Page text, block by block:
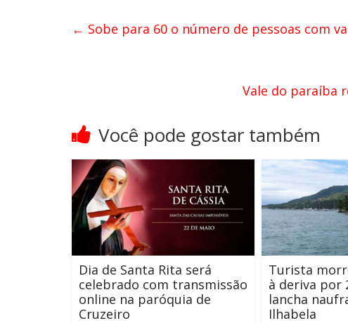
← Sobe para 60 o número de pessoas com
Vale do paraíba
Você pode gostar também
Dia de Santa Rita será
celebrado com transmissão
online na paróquia de
Cruzeiro
Turista
à deriva por
lancha
Ilhabela